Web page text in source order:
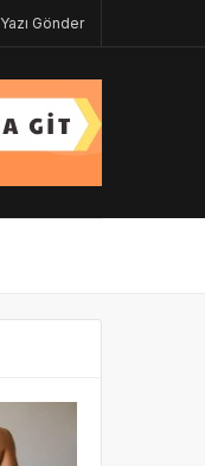
Yazı Gönder